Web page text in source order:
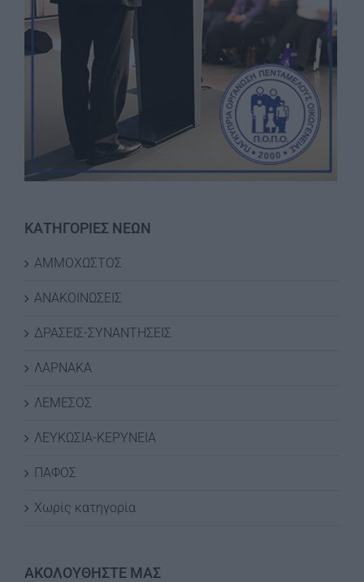
ΚΑΤΗΓΟΡΙΕΣ ΝΕΩΝ
ΑΜΜΟΧΩΣΤΟΣ
ΑΝΑΚΟΙΝΩΣΕΙΣ
ΔΡΑΣΕΙΣ-ΣΥΝΑΝΤΗΣΕΙΣ
ΛΑΡΝΑΚΑ
ΛΕΜΕΣΟΣ
ΛΕΥΚΩΣΙΑ-ΚΕΡΥΝΕΙΑ
ΠΑΦΟΣ
Χωρίς κατηγορία
ΑΚΟΛΟΥΘΗΣΤΕ ΜΑΣ